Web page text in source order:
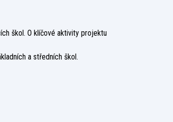
škol. O klíčové aktivity projektu
a středních škol.